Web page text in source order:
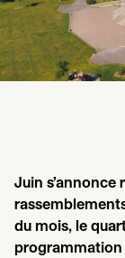
Juin s’annonce
du mois, le
programmation